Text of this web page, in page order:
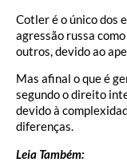
Cotler é o único dos
agressão russa
outros, devido ao
Mas afinal o que é
segundo o direito
devido à
diferenças.
Leia Também: